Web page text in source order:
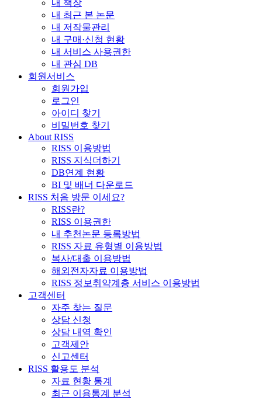
내 책장
내 최근 본 논문
내 저작물관리
내 구매·신청 현황
내 서비스 사용권한
내 관심 DB
회원서비스
회원가입
로그인
아이디 찾기
비밀번호 찾기
About RISS
RISS 이용방법
RISS 지식더하기
DB연계 현황
BI 및 배너 다운로드
RISS 처음 방문 이세요?
RISS란?
RISS 이용권한
내 추천논문 등록방법
RISS 자료 유형별 이용방법
복사/대출 이용방법
해외전자자료 이용방법
RISS 정보취약계층 서비스 이용방법
고객센터
자주 찾는 질문
상담 신청
상담 내역 확인
고객제안
신고센터
RISS 활용도 분석
자료 현황 통계
최근 이용통계 분석